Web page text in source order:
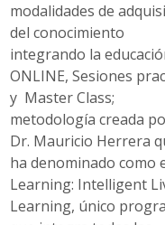
modalidades de
del conocimiento
integrando la
ONLINE, Sesiones
y Master Class;
metodología creada
Dr. Mauricio Herrera
ha denominado como
Learning: Intelligent
Learning, único